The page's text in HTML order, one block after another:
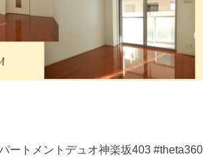
ートメントデュオ神楽坂403 #theta360